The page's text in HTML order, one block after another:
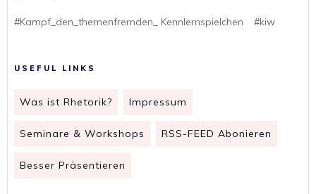
#Kampf_den_themenfremden_ Kennlernspielchen #kiw
USEFUL LINKS
Was ist Rhetorik? Impressum
Seminare & Workshops RSS-FEED Abonieren
Besser Präsentieren